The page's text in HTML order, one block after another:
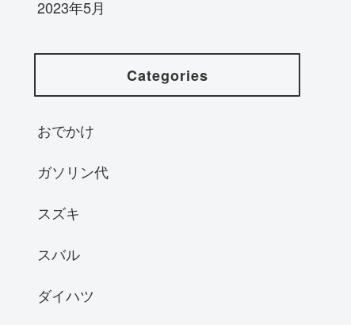
2023年5月
Categories
おでかけ
ガソリン代
スズキ
スバル
ダイハツ